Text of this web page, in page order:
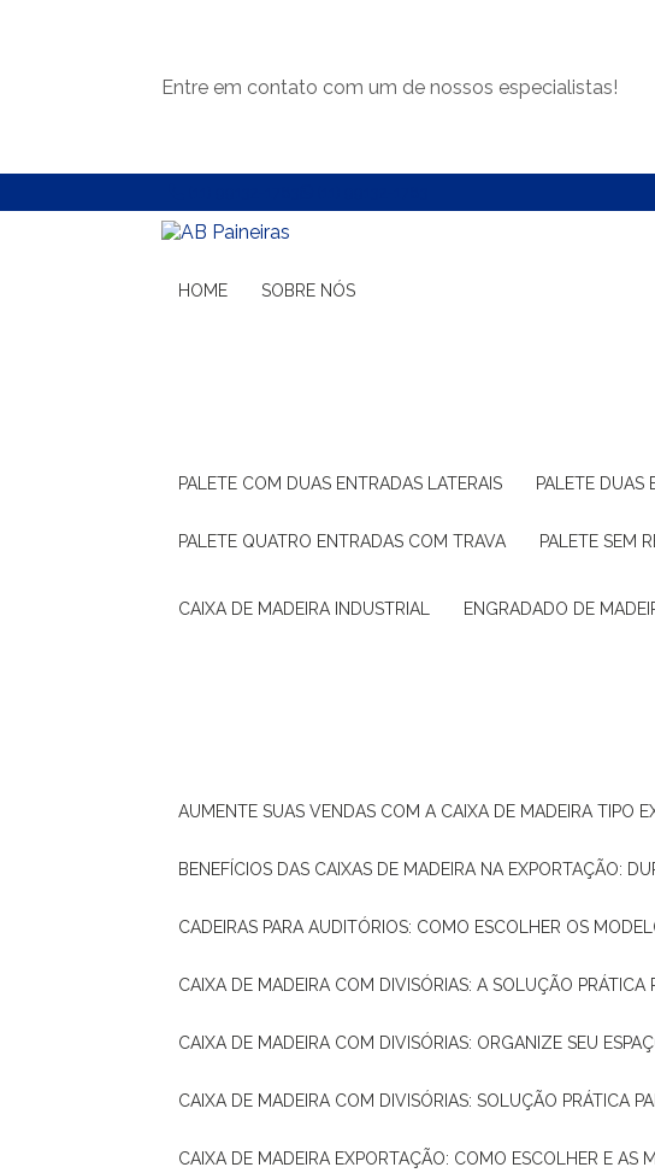
Entre em contato com um de nossos especialistas!
HOME SOBRE NÓS
PALETE COM DUAS ENTRADAS LATERAIS PALETE
PALETE QUATRO ENTRADAS COM TRAVA PALETE SEM
CAIXA DE MADEIRA INDUSTRIAL ENGRADADO DE
AUMENTE SUAS VENDAS COM A CAIXA DE MADEIRA TIPO
BENEFÍCIOS DAS CAIXAS DE MADEIRA NA EXPORTAÇÃO:
CADEIRAS PARA AUDITÓRIOS: COMO ESCOLHER OS
CAIXA DE MADEIRA COM DIVISÓRIAS: A SOLUÇÃO
CAIXA DE MADEIRA COM DIVISÓRIAS: ORGANIZE SEU
CAIXA DE MADEIRA COM DIVISÓRIAS: SOLUÇÃO PRÁTICA
CAIXA DE MADEIRA EXPORTAÇÃO: COMO ESCOLHER E AS